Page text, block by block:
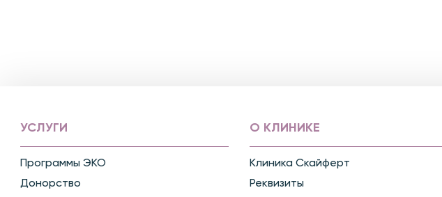
УСЛУГИ
Программы ЭКО
Донорство
О КЛИНИКЕ
Клиника Скайферт
Реквизиты